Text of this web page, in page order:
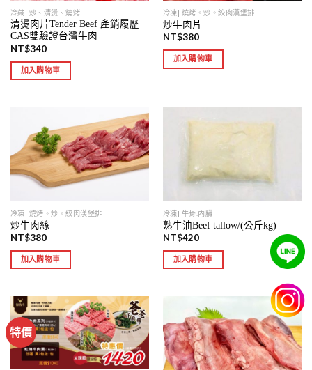
冷藏| 炒、清燙、燒烤
清燙肉片Tender Beef 產銷履歷
CAS雙驗證台灣牛肉
NT$340
加入購物車
冷凍| 燒烤。炒。絞肉漢堡排
炒牛肉片
NT$380
加入購物車
冷凍| 燒烤。炒。絞肉漢堡排
炒牛肉絲
NT$380
加入購物車
冷凍| 牛骨.內臟
熟牛油Beef tallow/(公斤kg)
NT$420
加入購物車
特價